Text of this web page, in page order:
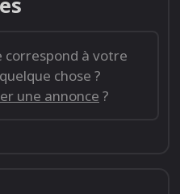
correspond à votre
chose ?
une annonce ?